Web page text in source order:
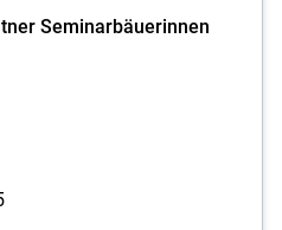
Seminarbäuerinnen